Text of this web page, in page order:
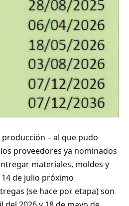
– al que pudo
proveedores ya nominados
materiales, moldes y
de julio próximo
(se hace por etapa) son